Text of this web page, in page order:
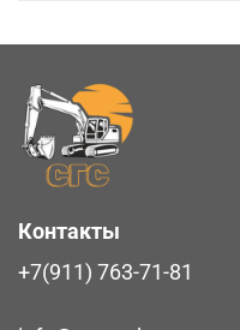
Контакты
+7(911) 763-71-81